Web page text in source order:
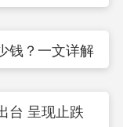
钱？一文详解
台 呈现止跌